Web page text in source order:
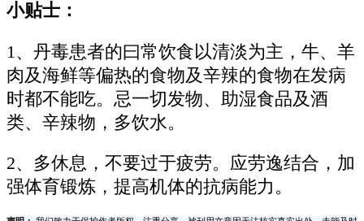
小贴士：
1、丹毒患者的曰常饮食以清淡为主，牛、羊
肉及海鲜等偏热的食物及辛辣的食物在发病
时都不能吃。忌一切发物、助湿食品及酒
类、辛辣物，多饮水。
2、多休息，不要过于疲劳。应劳逸结合，加
强体育锻炼，提高机体的抗病能力。